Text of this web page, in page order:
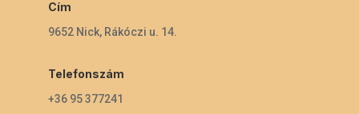
Cím
9652 Nick, Rákóczi u. 14.
Telefonszám
+36 95 377241